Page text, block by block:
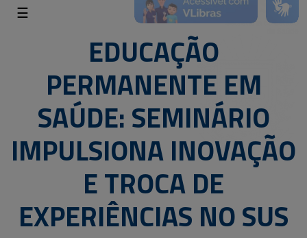
☰
EDUCAÇÃO
PERMANENTE EM
SAÚDE: SEMINÁRIO
IMPULSIONA INOVAÇÃO
E TROCA DE
EXPERIÊNCIAS NO SUS